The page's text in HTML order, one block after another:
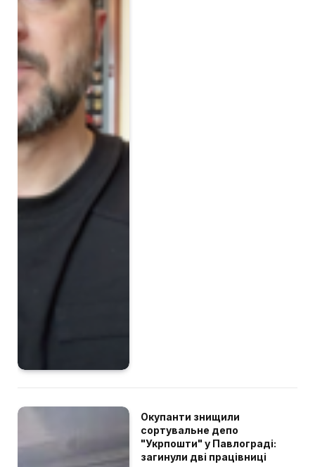
Окупанти знищили
сортувальне депо
"Укрпошти" у Павлограді:
загинули дві працівниці